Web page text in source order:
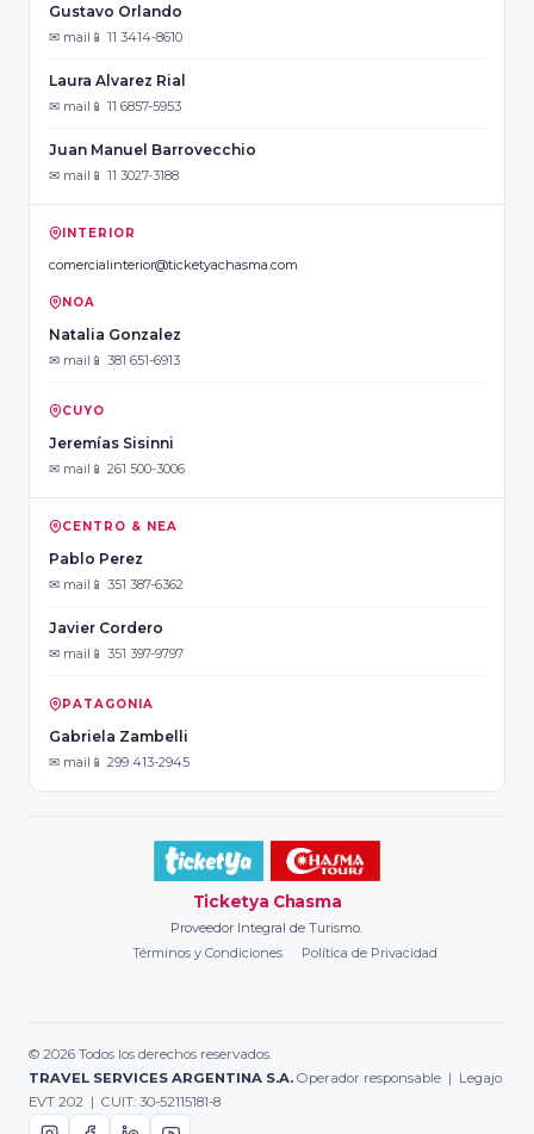
Gustavo Orlando
✉ mail 📱 11 3414-8610
Laura Alvarez Rial
✉ mail 📱 11 6857-5953
Juan Manuel Barrovecchio
✉ mail 📱 11 3027-3188
INTERIOR
comercialinterior@ticketyachasma.com
NOA
Natalia Gonzalez
✉ mail 📱 381 651-6913
CUYO
Jeremías Sisinni
✉ mail 📱 261 500-3006
CENTRO & NEA
Pablo Perez
✉ mail 📱 351 387-6362
Javier Cordero
✉ mail 📱 351 397-9797
PATAGONIA
Gabriela Zambelli
✉ mail 📱 299 413-2945
Ticketya Chasma
Proveedor Integral de Turismo.
Términos y Condiciones
Política de Privacidad
© 2026 Todos los derechos reservados.
TRAVEL SERVICES ARGENTINA S.A. Operador responsable | Legajo
EVT 202 | CUIT: 30-52115181-8